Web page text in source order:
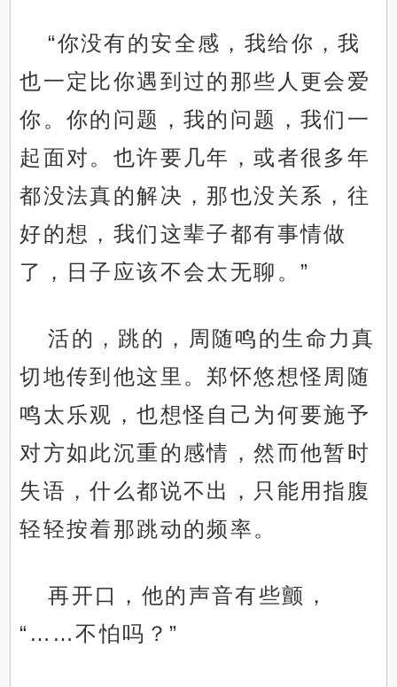
“你没有的安全感，我给你，我
也一定比你遇到过的那些人更会爱
你。你的问题，我的问题，我们一
起面对。也许要几年，或者很多年
都没法真的解决，那也没关系，往
好的想，我们这辈子都有事情做
了，日子应该不会太无聊。”
活的，跳的，周随鸣的生命力真
切地传到他这里。郑怀悠想怪周随
鸣太乐观，也想怪自己为何要施予
对方如此沉重的感情，然而他暂时
失语，什么都说不出，只能用指腹
轻轻按着那跳动的频率。
再开口，他的声音有些颤，
“……不怕吗？”